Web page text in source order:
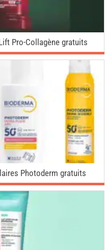
Pro-Collagène gratuits
Photoderm gratuits